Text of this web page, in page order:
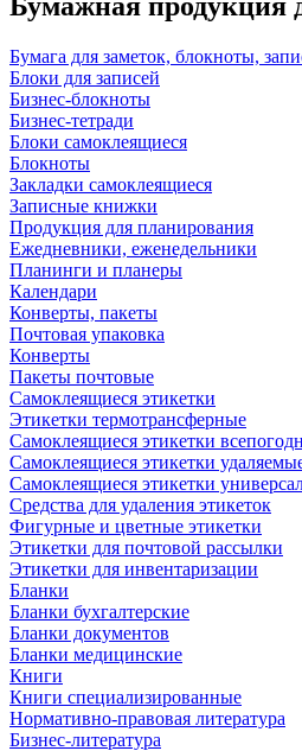
Бумага для заметок, блокноты,
Блоки для записей
Бизнес-блокноты
Бизнес-тетради
Блоки самоклеящиеся
Блокноты
Закладки самоклеящиеся
Записные книжки
Продукция для планирования
Ежедневники, еженедельники
Планинги и планеры
Календари
Конверты, пакеты
Почтовая упаковка
Конверты
Пакеты почтовые
Самоклеящиеся этикетки
Этикетки термотрансферные
Самоклеящиеся этикетки
Самоклеящиеся этикетки
Самоклеящиеся этикетки
Средства для удаления этикеток
Фигурные и цветные этикетки
Этикетки для почтовой рассылки
Этикетки для инвентаризации
Бланки
Бланки бухгалтерские
Бланки документов
Бланки медицинские
Книги
Книги специализированные
Нормативно-правовая литература
Бизнес-литература